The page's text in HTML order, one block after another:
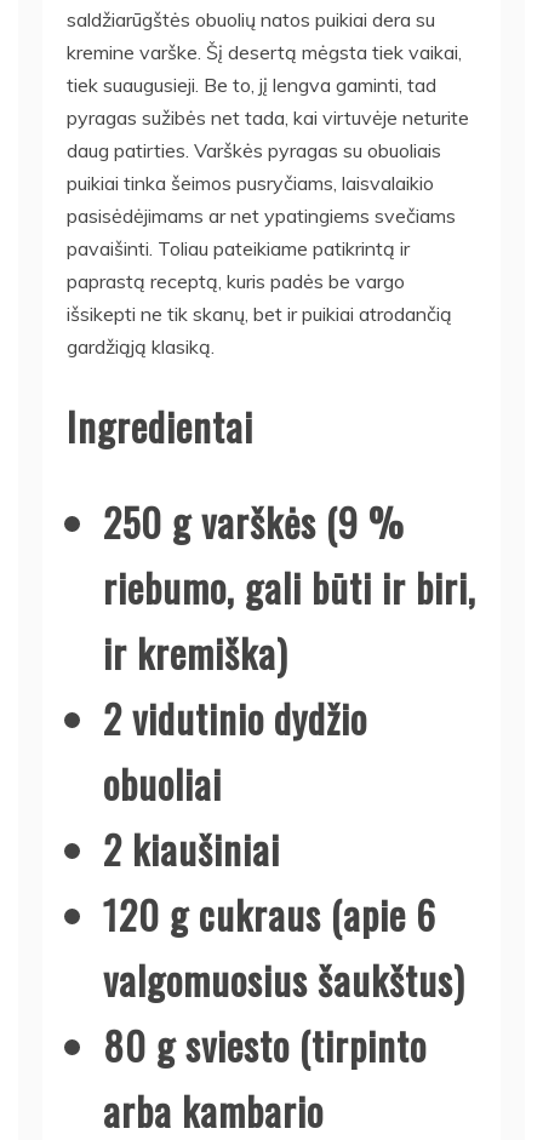
saldžiarūgštės obuolių natos puikiai dera su
kremine varške. Šį desertą mėgsta tiek vaikai,
tiek suaugusieji. Be to, jį lengva gaminti, tad
pyragas sužibės net tada, kai virtuvėje neturite
daug patirties. Varškės pyragas su obuoliais
puikiai tinka šeimos pusryčiams, laisvalaikio
pasisėdėjimams ar net ypatingiems svečiams
pavaišinti. Toliau pateikiame patikrintą ir
paprastą receptą, kuris padės be vargo
išsikepti ne tik skanų, bet ir puikiai atrodančią
gardžiąją klasiką.
Ingredientai
250 g varškės (9 %
riebumo, gali būti ir biri,
ir kremiška)
2 vidutinio dydžio
obuoliai
2 kiaušiniai
120 g cukraus (apie 6
valgomuosius šaukštus)
80 g sviesto (tirpinto
arba kambario